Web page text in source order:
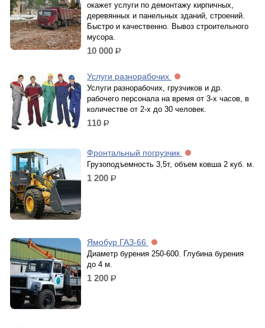
окажет услуги по демонтажу кирпичных,
деревянных и панельных зданий, строений.
Быстро и качественно. Вывоз строительного
мусора.
10 000 р.
Услуги разнорабочих
Услуги разнорабочих, грузчиков и др.
рабочего персонала на время от 3-х часов, в
количестве от 2-х до 30 человек.
110 р.
Фронтальный погрузчик
Грузоподъемность 3,5т, объем ковша 2 куб. м.
1 200 р.
Ямобур ГАЗ-66
Диаметр бурения 250-600. Глубина бурения
до 4 м.
1 200 р.